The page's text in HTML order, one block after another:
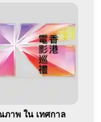
ภาพ ใน เทศกาล